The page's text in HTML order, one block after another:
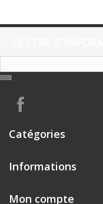
Catégories
Informations
Mon compte